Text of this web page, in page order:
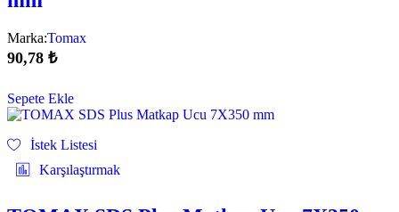
Marka:Tomax
90,78 ₺
Sepete Ekle
İstek Listesi
Karşılaştırmak